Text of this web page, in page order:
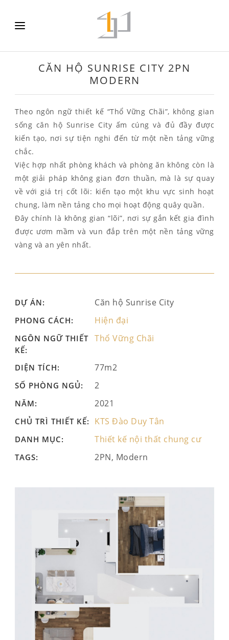
CĂN HỘ SUNRISE CITY 2PN
MODERN
Theo ngôn ngữ thiết kế “Thổ Vững Chãi”, không gian
sống căn hộ Sunrise City ấm cúng và đủ đầy được
kiến tạo, nơi sự tiện nghi đến từ một nền tảng vững
chắc.
Việc hợp nhất phòng khách và phòng ăn không còn là
một giải pháp không gian đơn thuần, mà là sự quay
về với giá trị cốt lõi: kiến tạo một khu vực sinh hoạt
chung, làm nền tảng cho mọi hoạt động quây quần.
Đây chính là không gian “lõi”, nơi sự gắn kết gia đình
được ươm mầm và vun đắp trên một nền tảng vững
vàng và an yên nhất.
DỰ ÁN: Căn hộ Sunrise City
PHONG CÁCH: Hiện đại
NGÔN NGỮ THIẾT
KẾ:
Thổ Vững Chãi
DIỆN TÍCH: 77m2
SỐ PHÒNG NGỦ: 2
NĂM: 2021
CHỦ TRÌ THIẾT KẾ: KTS Đào Duy Tân
DANH MỤC: Thiết kế nội thất chung cư
TAGS: 2PN, Modern